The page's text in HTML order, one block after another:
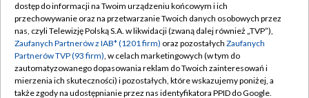
TVP
Abonament TVP
Regulamin TVP
dostęp do informacji na Twoim urządzeniu końcowym i ich
przechowywanie oraz na przetwarzanie Twoich danych osobowych przez
nas, czyli Telewizję Polską S.A. w likwidacji (zwaną dalej również „TVP”),
Zaufanych Partnerów z IAB* (1201 firm) oraz pozostałych Zaufanych
Partnerów TVP (93 firm), w celach marketingowych (w tym do
zautomatyzowanego dopasowania reklam do Twoich zainteresowań i
mierzenia ich skuteczności) i pozostałych, które wskazujemy poniżej, a
także zgody na udostępnianie przez nas identyfikatora PPID do Google.